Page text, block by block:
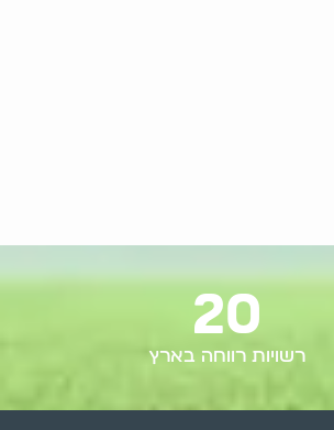
רשויות רווחה בארץ
20